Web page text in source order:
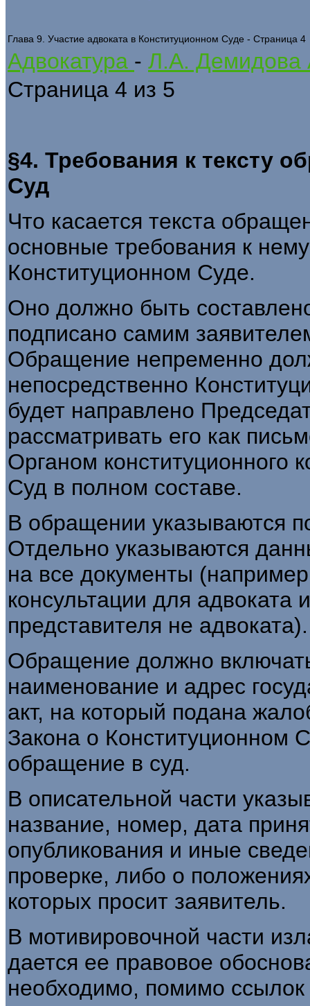
Глава 9. Участие адвоката в Конституционном Суде - Страница 4
Адвокатура - Л.А. Демидова
Страница 4 из 5
§4. Требования к тексту
Суд
Что касается текста
основные требования к
Конституционном Суде.
Оно должно быть
подписано самим
Обращение непременно
непосредственно
будет направлено
рассматривать его как
Органом конституционного
Суд в полном составе.
В обращении указываются
Отдельно указываются
на все документы
консультации для
представителя не адвоката).
Обращение должно
наименование и адрес
акт, на который подана
Закона о Конституционном
обращение в суд.
В описательной части
название, номер, дата
опубликования и иные
проверке, либо о
которых просит заявитель.
В мотивировочной части
дается ее правовое
необходимо, помимо